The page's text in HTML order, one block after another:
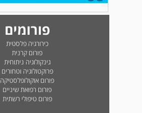
פורומים
כירורגיה פלסטית
פורום קרנית
גינקולוגיה ניתוחית
פרוקטולוגיה וטחורים
פורום אוקולופלסטיקה
פורום רפואת שיניים
פורום טיפולי רשתית